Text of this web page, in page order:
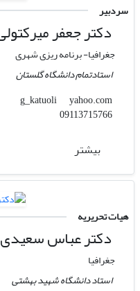
سردبیر
دکتر جعفر
جغرافیا- برنامه ریزی شهری
استادتمام دانشگاه گلستان
g_katuoli
yahoo.com
09113715766
بیشتر
هیات تحریریه
دکتر عباس سعیدی
جغرافیا
استاد دانشگاه شهید بهشتی